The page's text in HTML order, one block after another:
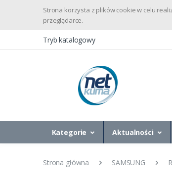
Strona korzysta z plików cookie w celu
przeglądarce.
Tryb katalogowy
Kategorie Aktualności
Strona główna SAMSUNG